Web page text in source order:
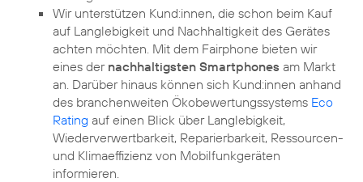
Wir unterstützen Kund:innen, die schon beim Kauf
auf Langlebigkeit und Nachhaltigkeit des Gerätes
achten möchten. Mit dem Fairphone bieten wir
eines der nachhaltigsten Smartphones am Markt
an. Darüber hinaus können sich Kund:innen anhand
des branchenweiten Ökobewertungssystems Eco
Rating auf einen Blick über Langlebigkeit,
Wiederverwertbarkeit, Reparierbarkeit, Ressourcen-
und Klimaeffizienz von Mobilfunkgeräten
informieren.